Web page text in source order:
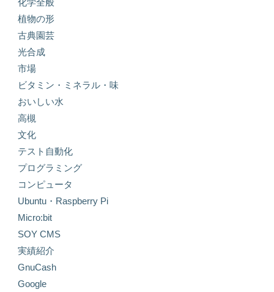
化学全般
植物の形
古典園芸
光合成
市場
ビタミン・ミネラル・味
おいしい水
高槻
文化
テスト自動化
プログラミング
コンピュータ
Ubuntu・Raspberry Pi
Micro:bit
SOY CMS
実績紹介
GnuCash
Google